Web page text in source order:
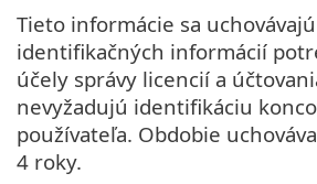
Tieto informácie sa
identifikačných informácií
účely správy licencií a
nevyžadujú identifikáciu
používateľa. Obdobie
4 roky.